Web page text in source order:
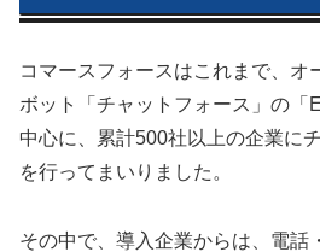
コマースフォースはこれまで、オ
ボット「チャットフォース」の「
中心に、累計500社以上の企業に
を行ってまいりました。
その中で、導入企業からは、電話